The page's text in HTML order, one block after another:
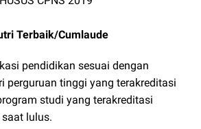
Terbaik/Cumlaude
pendidikan sesuai dengan
perguruan tinggi yang terakreditasi
studi yang terakreditasi
lulus.